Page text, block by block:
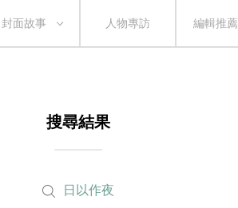
封面故事 人物專訪 編輯推薦
搜尋結果
日以作夜